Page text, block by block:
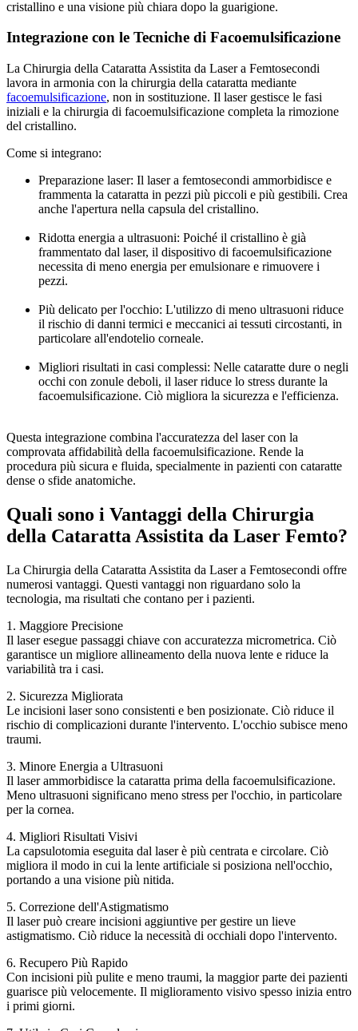
cristallino e una visione più chiara dopo la guarigione.
Integrazione con le Tecniche di Facoemulsificazione
La Chirurgia della Cataratta Assistita da Laser a Femtosecondi
lavora in armonia con la chirurgia della cataratta mediante
facoemulsificazione, non in sostituzione. Il laser gestisce le fasi
iniziali e la chirurgia di facoemulsificazione completa la rimozione
del cristallino.
Come si integrano:
Preparazione laser: Il laser a femtosecondi ammorbidisce e
frammenta la cataratta in pezzi più piccoli e più gestibili. Crea
anche l'apertura nella capsula del cristallino.
Ridotta energia a ultrasuoni: Poiché il cristallino è già
frammentato dal laser, il dispositivo di facoemulsificazione
necessita di meno energia per emulsionare e rimuovere i
pezzi.
Più delicato per l'occhio: L'utilizzo di meno ultrasuoni riduce
il rischio di danni termici e meccanici ai tessuti circostanti, in
particolare all'endotelio corneale.
Migliori risultati in casi complessi: Nelle cataratte dure o negli
occhi con zonule deboli, il laser riduce lo stress durante la
facoemulsificazione. Ciò migliora la sicurezza e l'efficienza.
Questa integrazione combina l'accuratezza del laser con la
comprovata affidabilità della facoemulsificazione. Rende la
procedura più sicura e fluida, specialmente in pazienti con cataratte
dense o sfide anatomiche.
Quali sono i Vantaggi della Chirurgia
della Cataratta Assistita da Laser Femto?
La Chirurgia della Cataratta Assistita da Laser a Femtosecondi offre
numerosi vantaggi. Questi vantaggi non riguardano solo la
tecnologia, ma risultati che contano per i pazienti.
1. Maggiore Precisione
Il laser esegue passaggi chiave con accuratezza micrometrica. Ciò
garantisce un migliore allineamento della nuova lente e riduce la
variabilità tra i casi.
2. Sicurezza Migliorata
Le incisioni laser sono consistenti e ben posizionate. Ciò riduce il
rischio di complicazioni durante l'intervento. L'occhio subisce meno
traumi.
3. Minore Energia a Ultrasuoni
Il laser ammorbidisce la cataratta prima della facoemulsificazione.
Meno ultrasuoni significano meno stress per l'occhio, in particolare
per la cornea.
4. Migliori Risultati Visivi
La capsulotomia eseguita dal laser è più centrata e circolare. Ciò
migliora il modo in cui la lente artificiale si posiziona nell'occhio,
portando a una visione più nitida.
5. Correzione dell'Astigmatismo
Il laser può creare incisioni aggiuntive per gestire un lieve
astigmatismo. Ciò riduce la necessità di occhiali dopo l'intervento.
6. Recupero Più Rapido
Con incisioni più pulite e meno traumi, la maggior parte dei pazienti
guarisce più velocemente. Il miglioramento visivo spesso inizia entro
i primi giorni.